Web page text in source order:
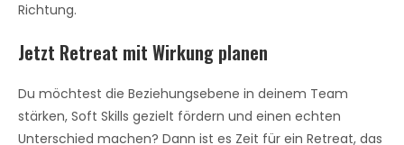
Richtung.
Jetzt Retreat mit Wirkung planen
Du möchtest die Beziehungsebene in deinem Team
stärken, Soft Skills gezielt fördern und einen echten
Unterschied machen? Dann ist es Zeit für ein Retreat, das